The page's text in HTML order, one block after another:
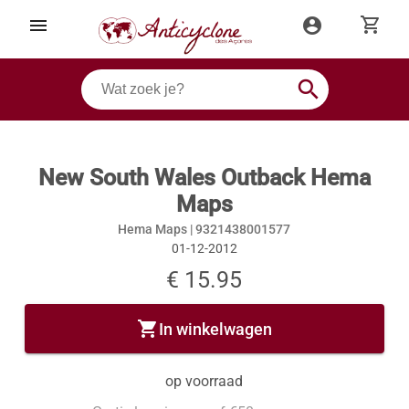
menu account_circle shopping_cart
search
New South Wales Outback Hema
Maps
Hema Maps |9321438001577
01-12-2012
€ 15.95
shopping_cartIn winkelwagen
op voorraad